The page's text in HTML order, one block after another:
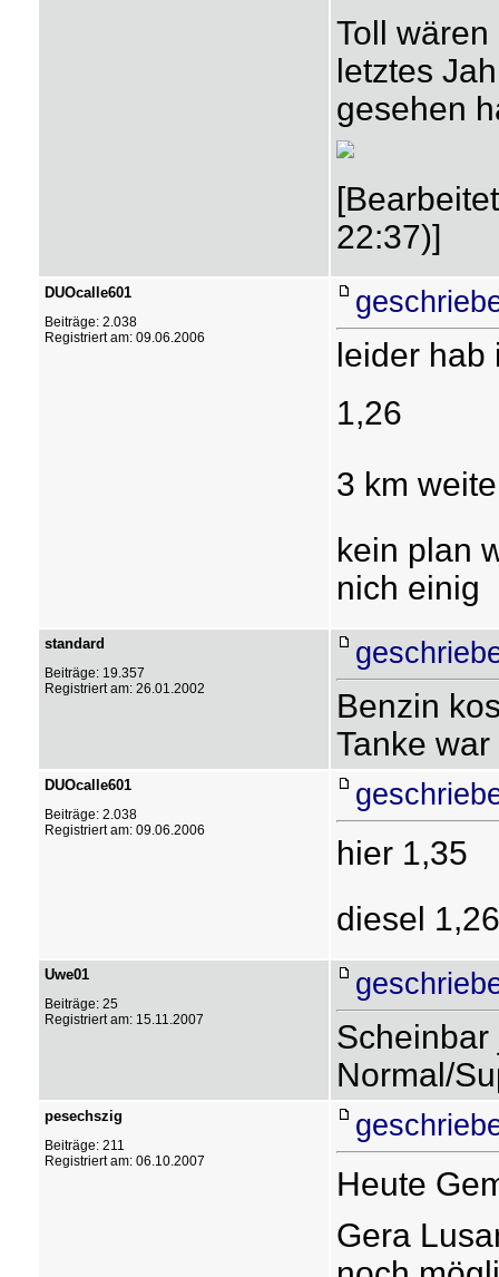
Toll
letztes
gesehen
22:37)]
DUOcalle601
Beiträge: 2.038
Registriert am: 09.06.2006
leider hab
1,26 
3 km
kein plan
nich einig
standard
Beiträge: 19.357
Registriert am: 26.01.2002
Benzin
Tanke
DUOcalle601
Beiträge: 2.038
Registriert am: 09.06.2006
hier 1,35 
diesel 1,26
Uwe01
Beiträge: 25
Registriert am: 15.11.2007
Scheinbar
Normal/
pesechszig
Beiträge: 211
Registriert am: 06.10.2007
Heute
Gera